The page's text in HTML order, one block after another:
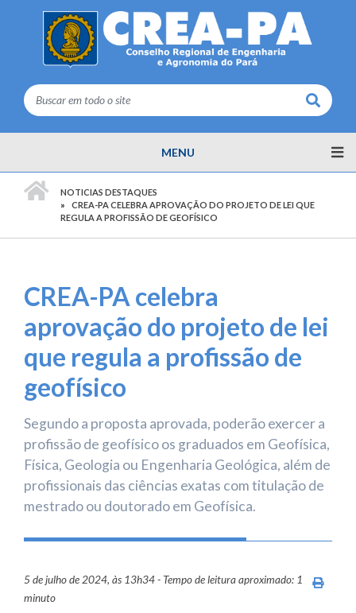
Buscar
MENU
NOTICIAS DESTAQUES
CREA-PA CELEBRA APROVAÇÃO DO PROJETO DE LEI QUE
REGULA A PROFISSÃO DE GEOFÍSICO
CREA-PA celebra
aprovação do projeto de lei
que regula a profissão de
geofísico
Segundo a proposta aprovada, poderão exercer a
profissão de geofísico os graduados em Geofísica,
Física, Geologia ou Engenharia Geológica, além de
profissionais das ciências exatas com titulação de
mestrado ou doutorado em Geofísica.
5 de julho de 2024, às 13h34 - Tempo de leitura aproximado: 1
minuto